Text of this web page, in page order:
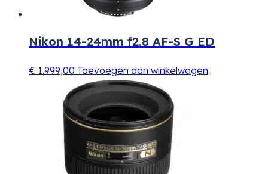
Nikon 14-24mm f2.8 AF-S G ED
€ 1.999,00 Toevoegen aan winkelwagen